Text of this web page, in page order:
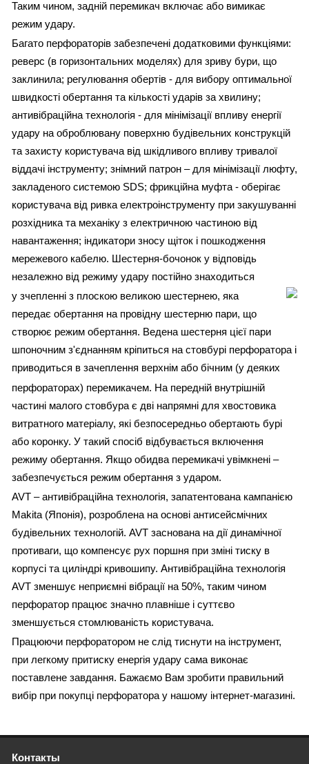
Таким чином, задній перемикач включає або вимикає
режим удару.
Багато перфораторів забезпечені додатковими функціями:
реверс (в горизонтальних моделях) для зриву бури, що
заклинила; регулювання обертів - для вибору оптимальної
швидкості обертання та кількості ударів за хвилину;
антивібраційна технологія - для мінімізації впливу енергії
удару на оброблювану поверхню будівельних конструкцій
та захисту користувача від шкідливого впливу тривалої
віддачі інструменту; знімний патрон – для мінімізації люфту,
закладеного системою SDS; фрикційна муфта - оберігає
користувача від ривка електроінструменту при закушуванні
розхідника та механіку з електричною частиною від
навантаження; індикатори зносу щіток і пошкодження
мережевого кабелю. Шестерня-бочонок у відповідь
незалежно від режиму удару постійно знаходиться
у зчепленні з плоскою великою шестернею, яка
передає обертання на провідну шестерню пари, що
створює режим обертання. Ведена шестерня цієї пари
шпоночним з'єднанням кріпиться на стовбурі перфоратора і
приводиться в зачеплення верхнім або бічним (у деяких
перфораторах) перемикачем. На передній внутрішній
частині малого стовбура є дві напрямні для хвостовика
витратного матеріалу, які безпосередньо обертають бурі
або коронку. У такий спосіб відбувається включення
режиму обертання. Якщо обидва перемикачі увімкнені –
забезпечується режим обертання з ударом.
AVT – антивібраційна технологія, запатентована кампанією
Makita (Японія), розроблена на основі антисейсмічних
будівельних технологій. AVT заснована на дії динамічної
противаги, що компенсує рух поршня при зміні тиску в
корпусі та циліндрі кривошипу. Антивібраційна технологія
AVT зменшує неприємні вібрації на 50%, таким чином
перфоратор працює значно плавніше і суттєво
зменшується стомлюваність користувача.
Працюючи перфоратором не слід тиснути на інструмент,
при легкому притиску енергія удару сама виконає
поставлене завдання. Бажаємо Вам зробити правильний
вибір при покупці перфоратора у нашому інтернет-магазині.
Контакты